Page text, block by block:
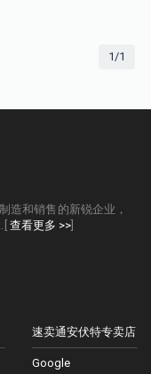
1/1
造和销售的新锐企业，
查看更多 >>
速卖通安伏特专卖店
Google